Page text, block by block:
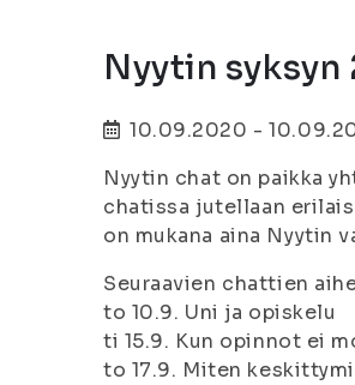
Nyytin
10.09.2020 -
Nyytin chat on paikka
chatissa jutellaan
on mukana aina Nyytin
Seuraavien chattien
to 10.9. Uni ja opiskelu
ti 15.9. Kun opinnot ei
to 17.9. Miten